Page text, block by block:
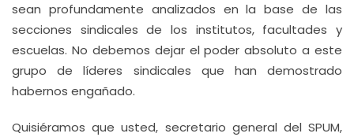
sean profundamente analizados en la base de las
secciones sindicales de los institutos, facultades y
escuelas. No debemos dejar el poder absoluto a este
grupo de líderes sindicales que han demostrado
habernos engañado.
Quisiéramos que usted, secretario general del SPUM,